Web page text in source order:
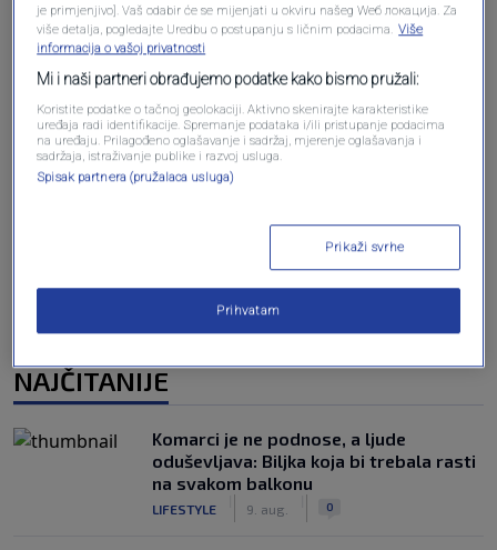
NAJČITANIJE
Komarci je ne podnose, a ljude
oduševljava: Biljka koja bi trebala rasti
na svakom balkonu
LIFESTYLE 9. aug. 0
je primjenjivo]. Vaš odabir će se mijenjati u okviru našeg Wеб локација. Za
više detalja, pogledajte Uredbu o postupanju s ličnim podacima. Više
informacija o vašoj privatnosti
Mi i naši partneri obrađujemo podatke kako bismo pružali:
Koristite podatke o tačnoj geolokaciji. Aktivno skenirajte karakteristike
uređaja radi identifikacije. Spremanje podataka i/ili pristupanje podacima
na uređaju. Prilagođeno oglašavanje i sadržaj, mjerenje oglašavanja i
sadržaja, istraživanje publike i razvoj usluga.
Spisak partnera (pružalaca usluga)
Prikaži svrhe
Prihvatam